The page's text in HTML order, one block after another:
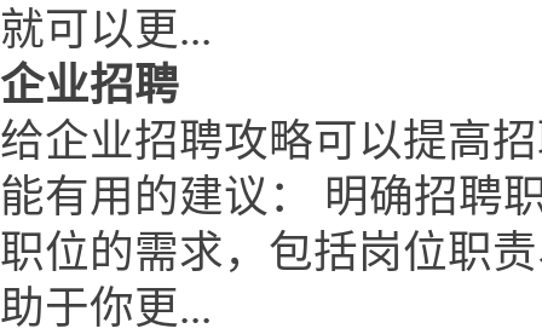
就可以更...
企业招聘
给企业招聘攻略可以提高
能有用的建议： 明确招聘
职位的需求，包括岗位职
助于你更...